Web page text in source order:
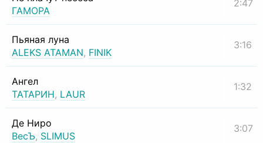
ГАМОРА
2:47
Пьяная луна
ALEKS ATAMAN, FINIK
3:16
Ангел
ТАТАРИН, LAUR
1:32
Де Ниро
ВесЪ, SLIMUS
3:07